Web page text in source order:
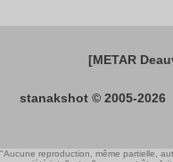
[METAR
stanakshot © 2005-2026
"Aucune reproduction, même partielle,